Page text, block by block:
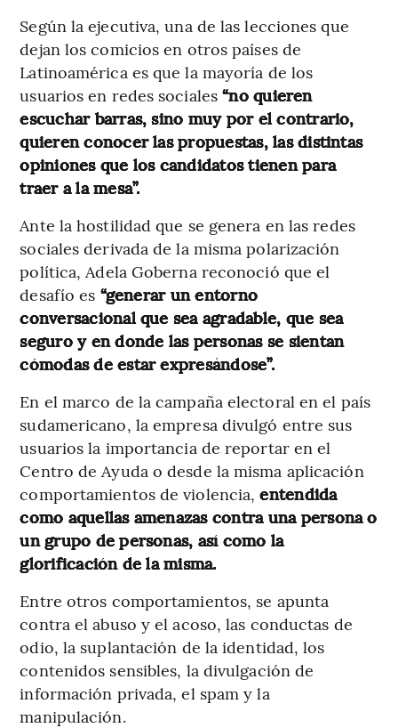
Según la ejecutiva, una de las lecciones que
dejan los comicios en otros países de
Latinoamérica es que la mayoría de los
usuarios en redes sociales“no quieren
escuchar barras, sino muy por el contrario,
quieren conocer las propuestas, las distintas
opiniones que los candidatos tienen para
traer a la mesa”.
Ante la hostilidad que se genera en las redes
sociales derivada de la misma polarización
política, Adela Goberna reconoció que el
desafío es “generar un entorno
conversacional que sea agradable, que sea
seguro y en donde las personas se sientan
cómodas de estar expresándose”.
En el marco de la campaña electoral en el país
sudamericano, la empresa divulgó entre sus
usuarios la importancia de reportar en el
Centro de Ayuda o desde la misma aplicación
comportamientos de violencia,entendida
como aquellas amenazas contra una persona o
un grupo de personas, así como la
glorificación de la misma.
Entre otros comportamientos, se apunta
contra el abuso y el acoso, las conductas de
odio, la suplantación de la identidad, los
contenidos sensibles, la divulgación de
información privada, el spam y la
manipulación.